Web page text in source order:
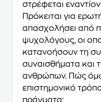
στρέφεται
Πρόκειται για
απασχολήσει από
ψυχολόγους, οι
κατανοήσουν τη
συναισθήματα και
ανθρώπων. Πώς
επιστημονικό
πράγματα;